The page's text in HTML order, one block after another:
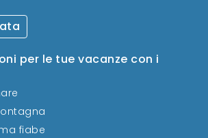
per le tue vacanze con i
fiabe